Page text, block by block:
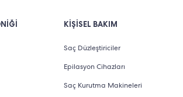
KİŞİSEL BAKIM
Saç Düzleştiriciler
Epilasyon Cihazları
Saç Kurutma Makineleri